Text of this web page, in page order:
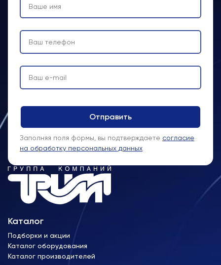
Каталог
Подборки и акции
Каталог оборудования
Каталог производителей
Заполняя поля формы, вы подтверждаете согласие
на обработку персональных данных